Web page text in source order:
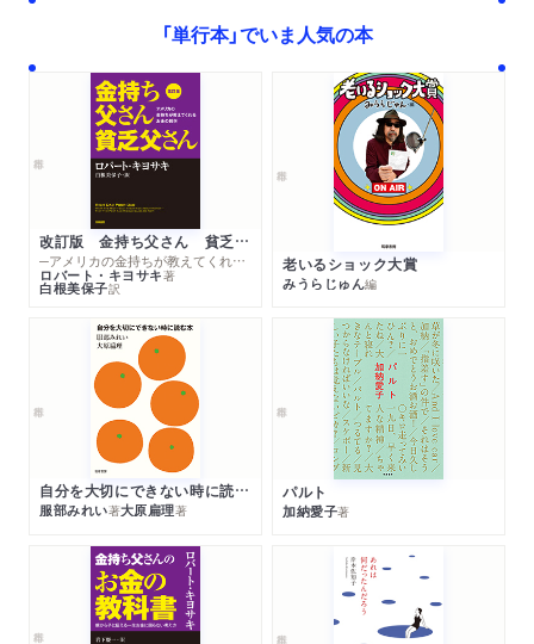
「単行本」でいま人気の本
改訂版 金持ち父さん 貧乏父さん
─アメリカの金持ちが教えてくれるお金の哲学
ロバート・キヨサキ著
白根美保子訳
老いるショック大賞
みうらじゅん編
自分を大切にできない時に読む本
服部みれい著大原扁理著
パルト
加納愛子著